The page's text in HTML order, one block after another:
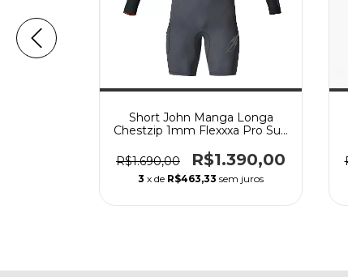
Short John Manga Longa
Chestzip 1mm Flexxxa Pro Surf
R$1.690,00
R$1.390,00
3 x de R$463,33 sem juros